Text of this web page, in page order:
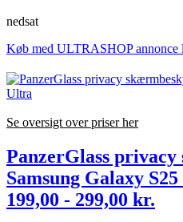
nedsat
Køb med ULTRASHOP annonce
Se oversigt over priser her
PanzerGlass
Samsung Galaxy
199,00 - 299,00 kr.